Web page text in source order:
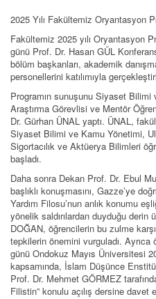
2025 Yılı Fakültemiz Oryantasyon
Fakültemiz 2025 yılı Oryantasyon
günü Prof. Dr. Hasan GÜL
bölüm başkanları, akademik
personellerini katılımıyla
Programın sunuşunu Siyaset
Araştırma Görevlisi ve Mentör
Dr. Gürhan ÜNAL yaptı. ÜNAL,
Siyaset Bilimi ve Kamu Yönetimi,
Sigortacılık ve Aktüerya Bilimleri
başladı.
Daha sonra Dekan Prof. Dr. Ebul
başlıklı konuşmasını, Gazze’ye
Yardım Filosu’nun anlık konumu
yönelik saldırılardan duyduğu
DOĞAN, öğrencilerin bu zulme
tepkilerin önemini vurguladı.
günü Ondokuz Mayıs Üniversitesi
kapsamında, İslam Düşünce
Prof. Dr. Mehmet GÖRMEZ
Filistin” konulu açılış dersine davet